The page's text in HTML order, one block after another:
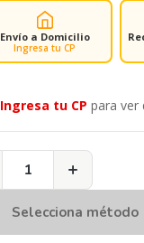
Envío a Domicilio
Ingresa tu CP
Ingresa tu CP para ver
+
Selecciona método